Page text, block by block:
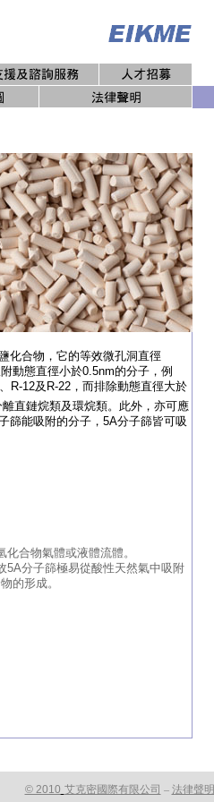
化合物，它的等效微孔洞直徑
動態直徑小於0.5nm的分子，例
R-12及R-22，而排除動態直徑大於
直鏈烷類及環烷類。此外，亦可應
篩能吸附的分子，5A分子篩皆可吸
合物氣體或液體流體。
分子篩極易從酸性天然氣中吸附
的形成。
© 2010 艾克密國際有限公司 – 法律聲明